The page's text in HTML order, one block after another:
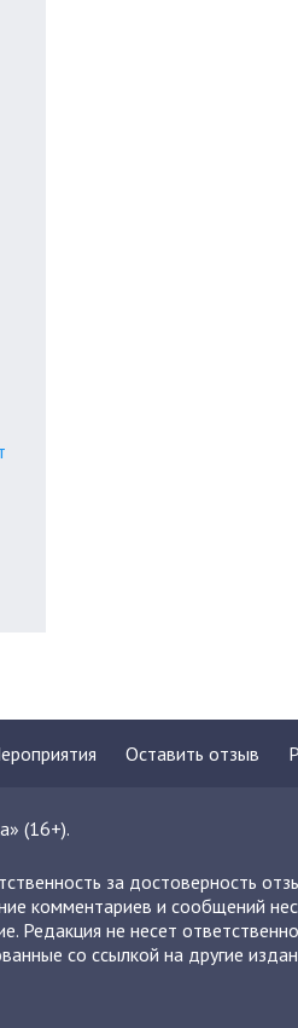
Оставить отзыв
(16+).
за достоверность
комментариев и сообщений
Редакция не несет
со ссылкой на другие